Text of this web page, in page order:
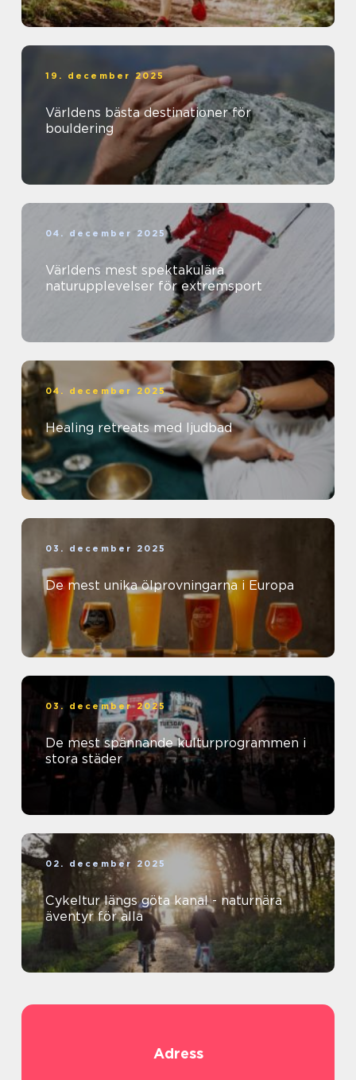
19. december 2025
Världens bästa destinationer för
bouldering
04. december 2025
Världens mest spektakulära
naturupplevelser för extremsport
04. december 2025
Healing retreats med ljudbad
03. december 2025
De mest unika ölprovningarna i Europa
03. december 2025
De mest spännande kulturprogrammen i
stora städer
02. december 2025
Cykeltur längs göta kanal - naturnära
äventyr för alla
Adress